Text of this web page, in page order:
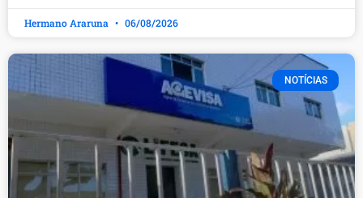
Hermano Araruna 06/08/2026
NOTÍCIAS